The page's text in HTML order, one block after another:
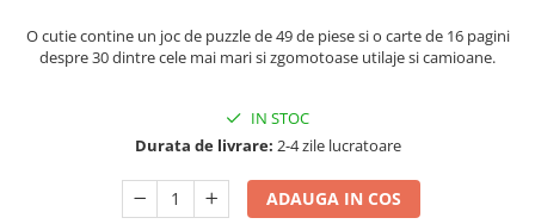
O cutie contine un joc de puzzle de 49 de piese si o carte de 16 pagini
despre 30 dintre cele mai mari si zgomotoase utilaje si camioane.
IN STOC
Durata de livrare: 2-4 zile lucratoare
ADAUGA IN COS